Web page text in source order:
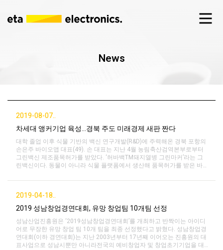
News
2019-08-07..
차세대 앵커기업 육성…경북 주도 미래경제 새판 짠다
대학 졸업 이후 식물 기반의 백신 연구개발(R&D)에 주력해온 경북 포항의
손은주 바이오앱 대표(49). 손 대표는 지난 4월 농림축산검역본부로부터
그린백신 제조품목허가를 받았다. ‘허바백TM돼지열병 그린마커’라는 그
린백신이다. 동물이 아니라 식물 플랫폼에서 생산해 품목허가를 받은 바
기술(단백질 고발현 및 정제기술) 개발 덕분에 인체용 백신과 암 치료제 등
2019-04-18..
2019 성남창업경연대회, 유망 창업팀 10개팀 선정
성남산업진흥원은 ‘2019성남창업경연대회’를 개최하고 반짝이는 아이디
어로 무장한 유망 창업 팀 10개 팀을 최종 선정했다고 밝혔다. 성남창업경
연대회(이하 경연대회)는 지난 2003년부터 17년째 이어오는 진흥원의 대
표사업으로 성남시뿐만 아니라전국의 예비창업자 및 창업초기기업을 대